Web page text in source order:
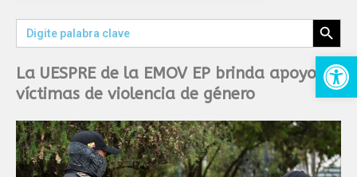
Search
for:
Search Button
La UESPRE de la EMOV EP brinda apoyo a
víctimas de violencia de género